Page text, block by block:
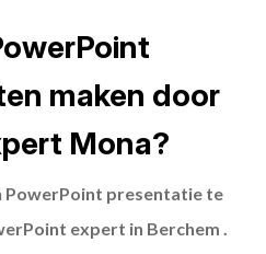
maken door
Mona?
PowerPoint presentatie te
expert in Berchem .